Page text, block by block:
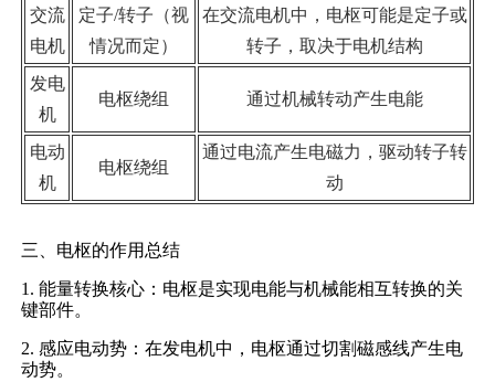
交流
电机
定子/转子（视
情况而定）
在交流电机中，电枢可能是定子或
转子，取决于电机结构
发电
机
电枢绕组 通过机械转动产生电能
电动
机
电枢绕组
通过电流产生电磁力，驱动转子转
动
三、电枢的作用总结
1. 能量转换核心：电枢是实现电能与机械能相互转换的关
键部件。
2. 感应电动势：在发电机中，电枢通过切割磁感线产生电
动势。